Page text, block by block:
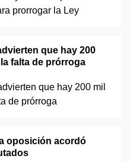
que hay 200
falta de prórroga
oposición acordó